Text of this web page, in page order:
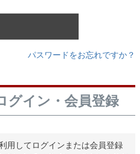
パスワードをお忘れですか？
グイン・会員登録
用してログインまたは会員登録